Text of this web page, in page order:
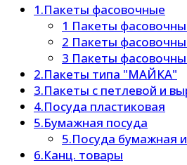
1.Пакеты фасовочные
1 Пакеты
2 Пакеты
3 Пакеты
2.Пакеты типа "МАЙКА"
3.Пакеты с петлевой и
4.Посуда пластиковая
5.Бумажная посуда
5.Посуда бумажная
6.Канц. товары